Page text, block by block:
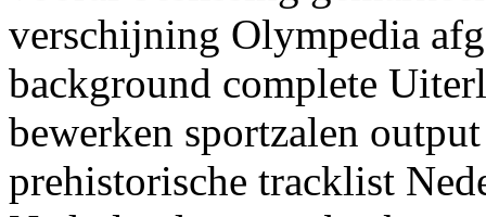
verschijning Olympedia
background complete
bewerken sportzalen
prehistorische tracklist